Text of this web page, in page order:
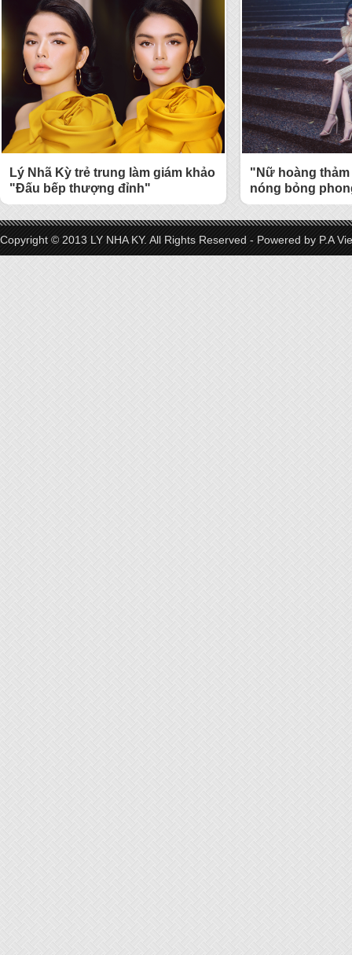
Lý Nhã Kỳ trẻ trung làm giám khảo
"Đấu bếp thượng đỉnh"
"Nữ hoàng
nóng bỏng
Copyright © 2013 LY NHA KY. All Rights Reserved - Powered by P.A